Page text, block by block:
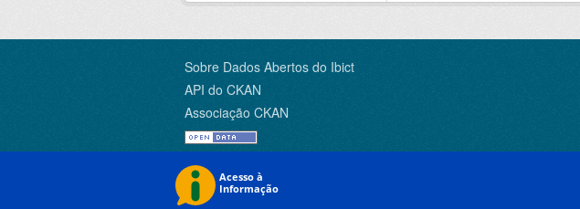
Sobre Dados Abertos do Ibict
API do CKAN
Associação CKAN